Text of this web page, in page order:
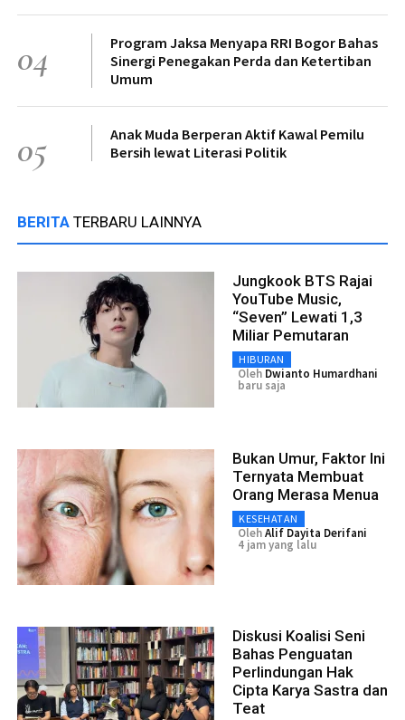
04
Program Jaksa Menyapa RRI Bogor Bahas
Sinergi Penegakan Perda dan Ketertiban
Umum
05
Anak Muda Berperan Aktif Kawal Pemilu
Bersih lewat Literasi Politik
BERITA TERBARU LAINNYA
Jungkook BTS Rajai
YouTube Music,
“Seven” Lewati 1,3
Miliar Pemutaran
HIBURAN
Oleh Dwianto Humardhani
baru saja
Bukan Umur, Faktor Ini
Ternyata Membuat
Orang Merasa Menua
KESEHATAN
OlehAlif Dayita Derifani
4 jam yang lalu
Diskusi Koalisi Seni
Bahas Penguatan
Perlindungan Hak
Cipta Karya Sastra dan
Teat